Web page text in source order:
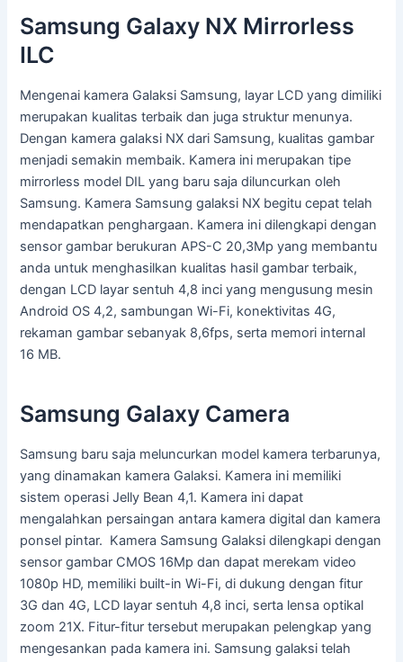
Samsung Galaxy NX Mirrorless
ILC
Mengenai kamera Galaksi Samsung, layar LCD yang dimiliki
merupakan kualitas terbaik dan juga struktur menunya.
Dengan kamera galaksi NX dari Samsung, kualitas gambar
menjadi semakin membaik. Kamera ini merupakan tipe
mirrorless model DIL yang baru saja diluncurkan oleh
Samsung. Kamera Samsung galaksi NX begitu cepat telah
mendapatkan penghargaan. Kamera ini dilengkapi dengan
sensor gambar berukuran APS-C 20,3Mp yang membantu
anda untuk menghasilkan kualitas hasil gambar terbaik,
dengan LCD layar sentuh 4,8 inci yang mengusung mesin
Android OS 4,2, sambungan Wi-Fi, konektivitas 4G,
rekaman gambar sebanyak 8,6fps, serta memori internal
16 MB.
Samsung Galaxy Camera
Samsung baru saja meluncurkan model kamera terbarunya,
yang dinamakan kamera Galaksi. Kamera ini memiliki
sistem operasi Jelly Bean 4,1. Kamera ini dapat
mengalahkan persaingan antara kamera digital dan kamera
ponsel pintar. Kamera Samsung Galaksi dilengkapi dengan
sensor gambar CMOS 16Mp dan dapat merekam video
1080p HD, memiliki built-in Wi-Fi, di dukung dengan fitur
3G dan 4G, LCD layar sentuh 4,8 inci, serta lensa optikal
zoom 21X. Fitur-fitur tersebut merupakan pelengkap yang
mengesankan pada kamera ini. Samsung galaksi telah